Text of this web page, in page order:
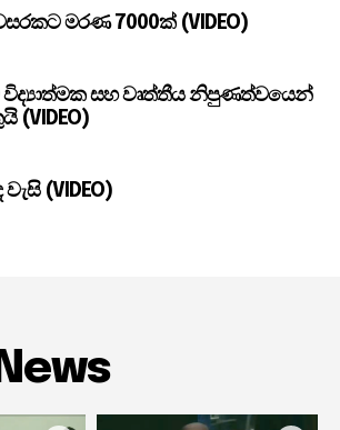
මරණ 7000ක් (VIDEO)
විද්‍යාත්මක සහ වෘත්තීය නිපුණත්වයෙන්
(VIDEO)
(VIDEO)